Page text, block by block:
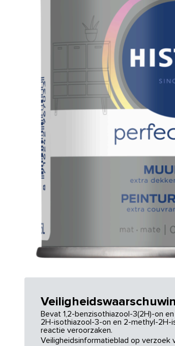
Bevat 1,2-benzisothiazool-3(2H)-on
2H-isothiazool-3-on en 2-methyl-2H-
reactie veroorzaken.
Veiligheidsinformatieblad op verzoek